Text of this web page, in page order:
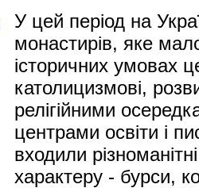
У цей період на
монастирів, яке
історичних умовах
католицизмові,
релігійними
центрами освіти і
входили
характеру - бурси,